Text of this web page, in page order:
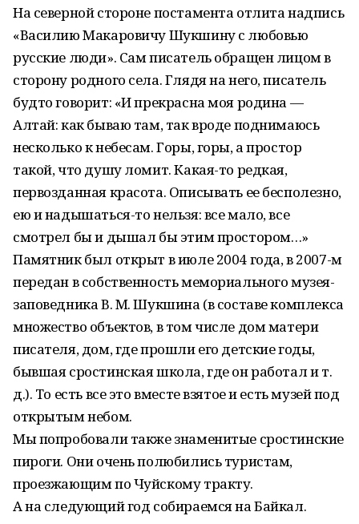
На северной стороне постамента отлита надпись
«Василию Макаровичу Шукшину с любовью
русские люди». Сам писатель обращен лицом в
сторону родного села. Глядя на него, писатель
будто говорит: «И прекрасна моя родина —
Алтай: как бываю там, так вроде поднимаюсь
несколько к небесам. Горы, горы, а простор
такой, что душу ломит. Какая-то редкая,
первозданная красота. Описывать ее бесполезно,
ею и надышаться-то нельзя: все мало, все
смотрел бы и дышал бы этим простором…»
Памятник был открыт в июле 2004 года, в 2007-м
передан в собственность мемориального музея-
заповедника В. М. Шукшина (в составе комплекса
множество объектов, в том числе дом матери
писателя, дом, где прошли его детские годы,
бывшая сростинская школа, где он работал и т.
д.). То есть все это вместе взятое и есть музей под
открытым небом.
Мы попробовали также знаменитые сростинские
пироги. Они очень полюбились туристам,
проезжающим по Чуйскому тракту.
А на следующий год собираемся на Байкал.